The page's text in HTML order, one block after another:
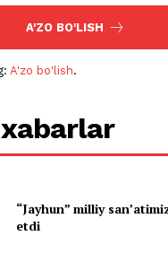
A'ZO BO'LISH
A'zo bo'lish.
“Jayhun” milliy
etdi